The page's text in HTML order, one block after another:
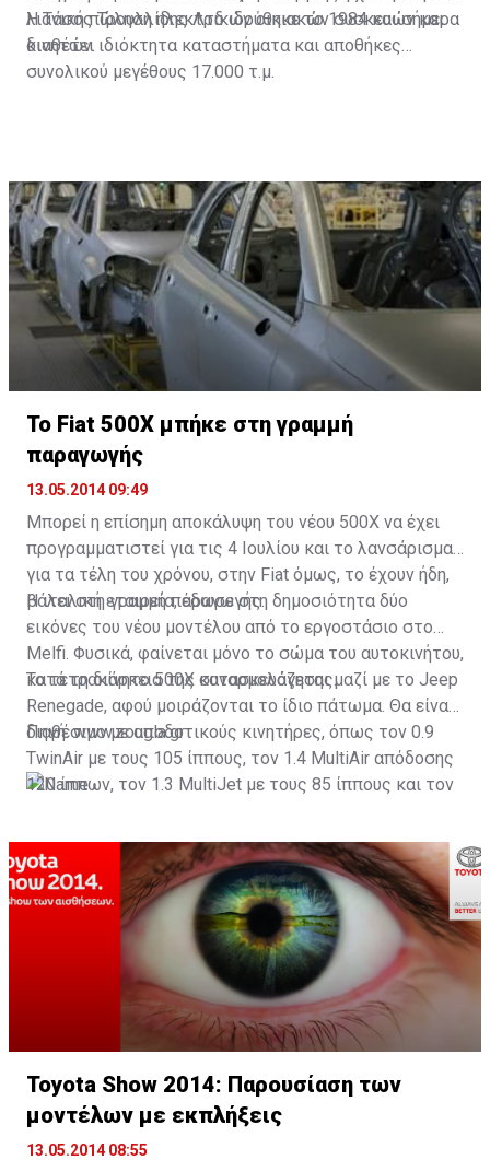
λιανική πώληση ηλεκτρικών οικιακών συσκευών και
κινητών.
Η Τάσος Τρουλλίδης Λτδ ιδρύθηκε το 1984 και σήμερα
διαθέτει ιδιόκτητα καταστήματα και αποθήκες
συνολικού μεγέθους 17.000 τ.μ.
To Fiat 500X μπήκε στη γραμμή
παραγωγής
13.05.2014 09:49
Μπορεί η επίσημη αποκάλυψη του νέου 500Χ να έχει
προγραμματιστεί για τις 4 Ιουλίου και το λανσάρισμα
για τα τέλη του χρόνου, στην Fiat όμως, το έχουν ήδη,
βάλει στη γραμμή παραγωγής.
Η ιταλική εταιρεία, έδωσε στη δημοσιότητα δύο
εικόνες του νέου μοντέλου από το εργοστάσιο στο
Melfi. Φυσικά, φαίνεται μόνο το σώμα του αυτοκινήτου,
κατά τη διάρκεια της συναρμολόγησης.
Το τετρακίνητο 500X κατασκευάζεται μαζί με το Jeep
Renegade, αφού μοιράζονται το ίδιο πάτωμα. Θα είναι
διαθέσιμο με αποδοτικούς κινητήρες, όπως τον 0.9
TwinAir με τους 105 ίππους, τον 1.4 MultiAir απόδοσης
120 ίππων, τον 1.3 MultiJet με τους 85 ίππους και τον
Πηγή: www.zougla.gr
Toyota Show 2014: Παρουσίαση των
μοντέλων με εκπλήξεις
13.05.2014 08:55